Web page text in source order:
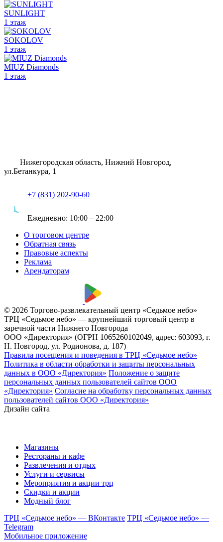
SUNLIGHT
1 этаж
SOKOLOV
1 этаж
MIUZ Diamonds
1 этаж
Нижегородская область, Нижний Новгород,
ул.Бетанкура, 1
+7 (831) 202-90-60
Ежедневно: 10:00 – 22:00
О торговом центре
Обратная связь
Правовые аспекты
Реклама
Арендаторам
© 2026 Торгово-развлекательный центр «Седьмое небо»
ТРЦ «Седьмое небо» — крупнейший торговый центр в
заречной части Нижнего Новгорода
ООО «Директория» (ОГРН 1065260102049, адрес: 603093, г.
Н. Новгород, ул. Родионова, д. 187)
Правила посещения и поведения в ТРЦ «Седьмое небо»
Политика в области обработки и защиты персональных
данных в ООО «Директория» Положение о защите
персональных данных пользователей сайтов ООО
«Директория» Согласие на обработку персональных данных
пользователей сайтов ООО «Директория»
Дизайн сайта
Магазины
Рестораны и кафе
Развлечения и отдых
Услуги и сервисы
Мероприятия и акции трц
Скидки и акции
Модный блог
ТРЦ «Седьмое небо» — ВКонтакте ТРЦ «Седьмое небо» —
Telegram
Мобильное приложение